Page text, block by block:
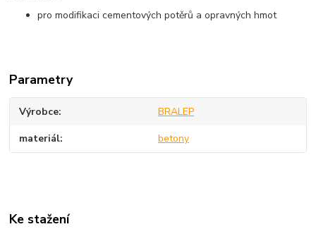
pro modifikaci cementových potěrů a opravných hmot
Parametry
Výrobce BRALEP
materiál betony
Ke stažení